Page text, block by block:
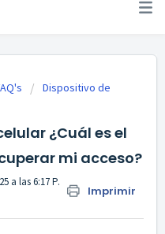
Dispositivo de
¿Cuál es el
mi acceso?
Imprimir
a las 6:17 P.